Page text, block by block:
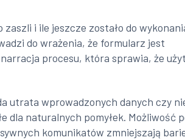
i ile jeszcze zostało do
do wrażenia, że formularz jest
procesu, która sprawia, że
utrata wprowadzonych danych czy
dla naturalnych pomyłek. Możliwość
komunikatów zmniejszają